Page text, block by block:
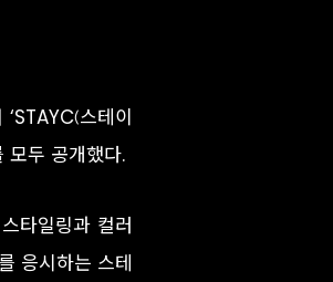
스테이
두 공개했다.
타일링과 컬러
응시하는 스테